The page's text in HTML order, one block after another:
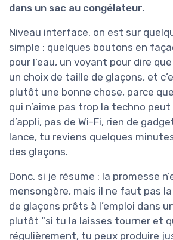
dans un sac au congélateur.
Niveau interface, on est sur
simple : quelques boutons en
pour l’eau, un voyant pour dire
un choix de taille de glaçons, et
plutôt une bonne chose, parce
qui n’aime pas trop la techno peut
d’appli, pas de Wi-Fi, rien de
lance, tu reviens quelques
des glaçons.
Donc, si je résume : la promesse
mensongère, mais il ne faut pas la
de glaçons prêts à l’emploi dans
plutôt “si tu la laisses tourner et
régulièrement, tu peux produire